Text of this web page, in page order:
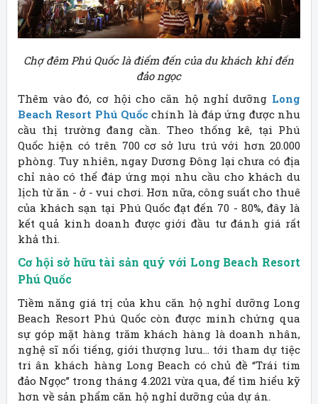
Chợ đêm Phú Quốc là điểm đến của du khách khi đến
đảo ngọc
Thêm vào đó, cơ hội cho căn hộ nghỉ dưỡng Long
Beach Resort Phú Quốc chính là đáp ứng được nhu
cầu thị trường đang cần. Theo thống kê, tại Phú
Quốc hiện có trên 700 cơ sở lưu trú với hơn 20.000
phòng. Tuy nhiên, ngay Dương Đông lại chưa có địa
chỉ nào có thể đáp ứng mọi nhu cầu cho khách du
lịch từ ăn - ở - vui chơi. Hơn nữa, công suất cho thuê
của khách sạn tại Phú Quốc đạt đến 70 - 80%, đây là
kết quả kinh doanh được giới đầu tư đánh giá rất
khả thi.
Cơ hội sở hữu tài sản quý với Long Beach Resort
Phú Quốc
Tiềm năng giá trị của khu căn hộ nghỉ dưỡng Long
Beach Resort Phú Quốc còn được minh chứng qua
sự góp mặt hàng trăm khách hàng là doanh nhân,
nghệ sĩ nổi tiếng, giới thượng lưu… tới tham dự tiệc
tri ân khách hàng Long Beach có chủ đề “Trái tim
đảo Ngọc” trong tháng 4.2021 vừa qua, để tìm hiểu kỹ
hơn về sản phẩm căn hộ nghỉ dưỡng của dự án.